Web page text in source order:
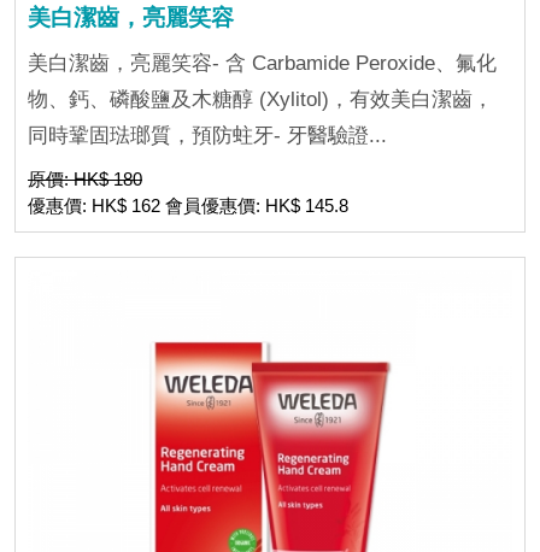
美白潔齒，亮麗笑容
美白潔齒，亮麗笑容- 含 Carbamide Peroxide、氟化
物、鈣、磷酸鹽及木糖醇 (Xylitol)，有效美白潔齒，
同時鞏固琺瑯質，預防蛀牙- 牙醫驗證...
原價: HK$ 180
優惠價: HK$ 162 會員優惠價: HK$ 145.8